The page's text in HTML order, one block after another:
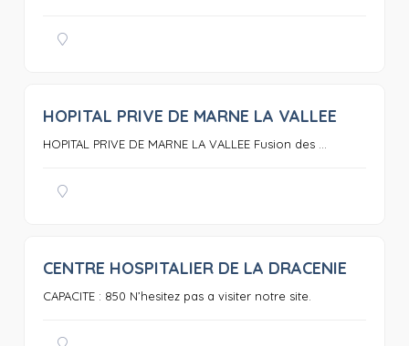
0
HOPITAL PRIVE DE MARNE LA VALLEE
HOPITAL PRIVE DE MARNE LA VALLEE Fusion des ...
0
CENTRE HOSPITALIER DE LA DRACENIE
CAPACITE : 850 N’hesitez pas a visiter notre site.